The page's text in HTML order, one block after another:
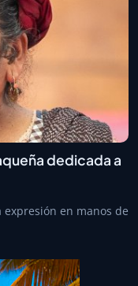
dedicada a
expresión en manos de